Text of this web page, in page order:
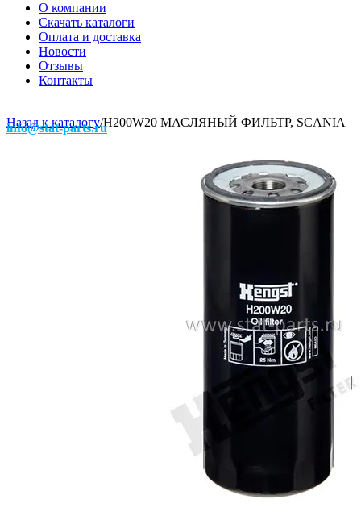
О компании
Скачать каталоги
Оплата и доставка
Новости
Отзывы
Контакты
info@stat-parts.ru
Назад к каталогу/H200W20 МАСЛЯНЫЙ ФИЛЬТР, SCANIA